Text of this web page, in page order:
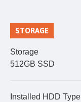
STORAGE
Storage
512GB SSD
Installed HDD Type